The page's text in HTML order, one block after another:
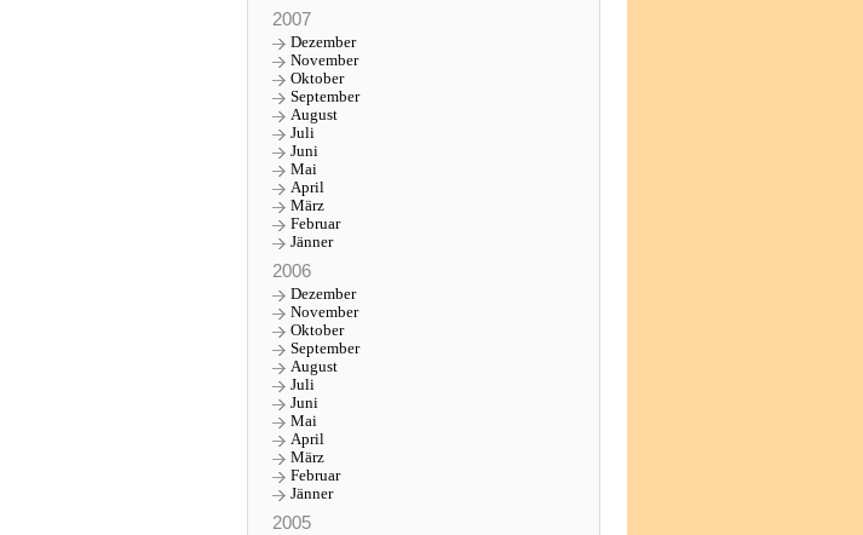
2007
Dezember
November
Oktober
September
August
Juli
Juni
Mai
April
März
Februar
Jänner
2006
Dezember
November
Oktober
September
August
Juli
Juni
Mai
April
März
Februar
Jänner
2005